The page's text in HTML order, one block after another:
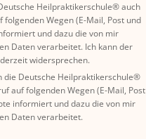
Heilpraktikerschule® auch
Wegen (E-Mail, Post und
und dazu die von mir
Daten verarbeitet. Ich kann der
widersprechen.
die Deutsche Heilpraktikerschule®
auf folgenden Wegen (E-Mail, Post
informiert und dazu die von mir
Daten verarbeitet.